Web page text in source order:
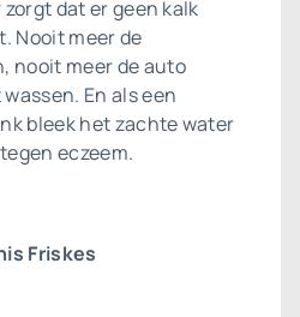
dat er geen kalk
Nooit meer de
nooit meer de auto
En als een
bleek het zachte water
eczeem.
Friskes